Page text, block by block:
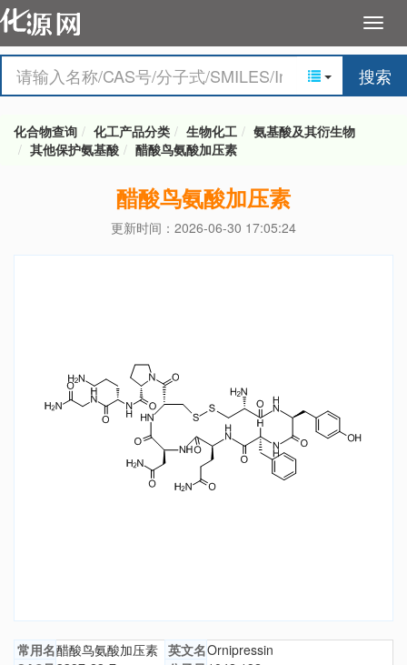
搜索
化合物查询 化工产品分类 生物化工
氨基酸及其衍生物
其他保护氨基酸
醋酸鸟氨酸加压素
醋酸鸟氨酸加压素
更新时间：2026-06-30 17:05:24
常用名醋酸鸟氨酸加压素 英文名Ornipressin